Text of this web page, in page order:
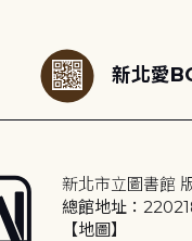
新北愛
新北市立圖書館
總館地址：
【地圖】